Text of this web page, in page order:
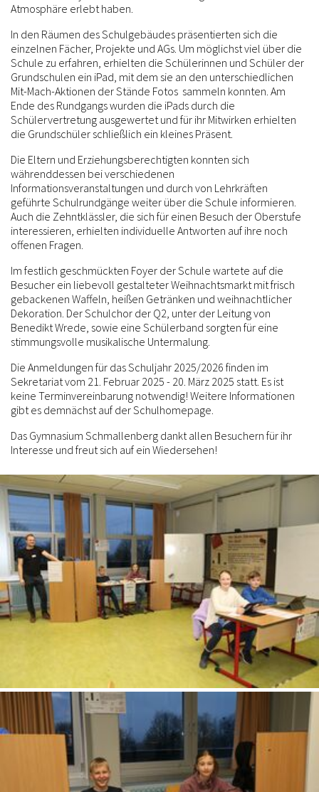
Atmosphäre erlebt haben.
In den Räumen des Schulgebäudes präsentierten sich die
einzelnen Fächer, Projekte und AGs. Um möglichst viel über die
Schule zu erfahren, erhielten die Schülerinnen und Schüler der
Grundschulen ein iPad, mit dem sie an den unterschiedlichen
Mit-Mach-Aktionen der Stände Fotos sammeln konnten. Am
Ende des Rundgangs wurden die iPads durch die
Schülervertretung ausgewertet und für ihr Mitwirken erhielten
die Grundschüler schließlich ein kleines Präsent.
Die Eltern und Erziehungsberechtigten konnten sich
währenddessen bei verschiedenen
Informationsveranstaltungen und durch von Lehrkräften
geführte Schulrundgänge weiter über die Schule informieren.
Auch die Zehntklässler, die sich für einen Besuch der Oberstufe
interessieren, erhielten individuelle Antworten auf ihre noch
offenen Fragen.
Im festlich geschmückten Foyer der Schule wartete auf die
Besucher ein liebevoll gestalteter Weihnachtsmarkt mit frisch
gebackenen Waffeln, heißen Getränken und weihnachtlicher
Dekoration. Der Schulchor der Q2, unter der Leitung von
Benedikt Wrede, sowie eine Schülerband sorgten für eine
stimmungsvolle musikalische Untermalung.
Die Anmeldungen für das Schuljahr 2025/2026 finden im
Sekretariat vom 21. Februar 2025 - 20. März 2025 statt. Es ist
keine Terminvereinbarung notwendig! Weitere Informationen
gibt es demnächst auf der Schulhomepage.
Das Gymnasium Schmallenberg dankt allen Besuchern für ihr
Interesse und freut sich auf ein Wiedersehen!